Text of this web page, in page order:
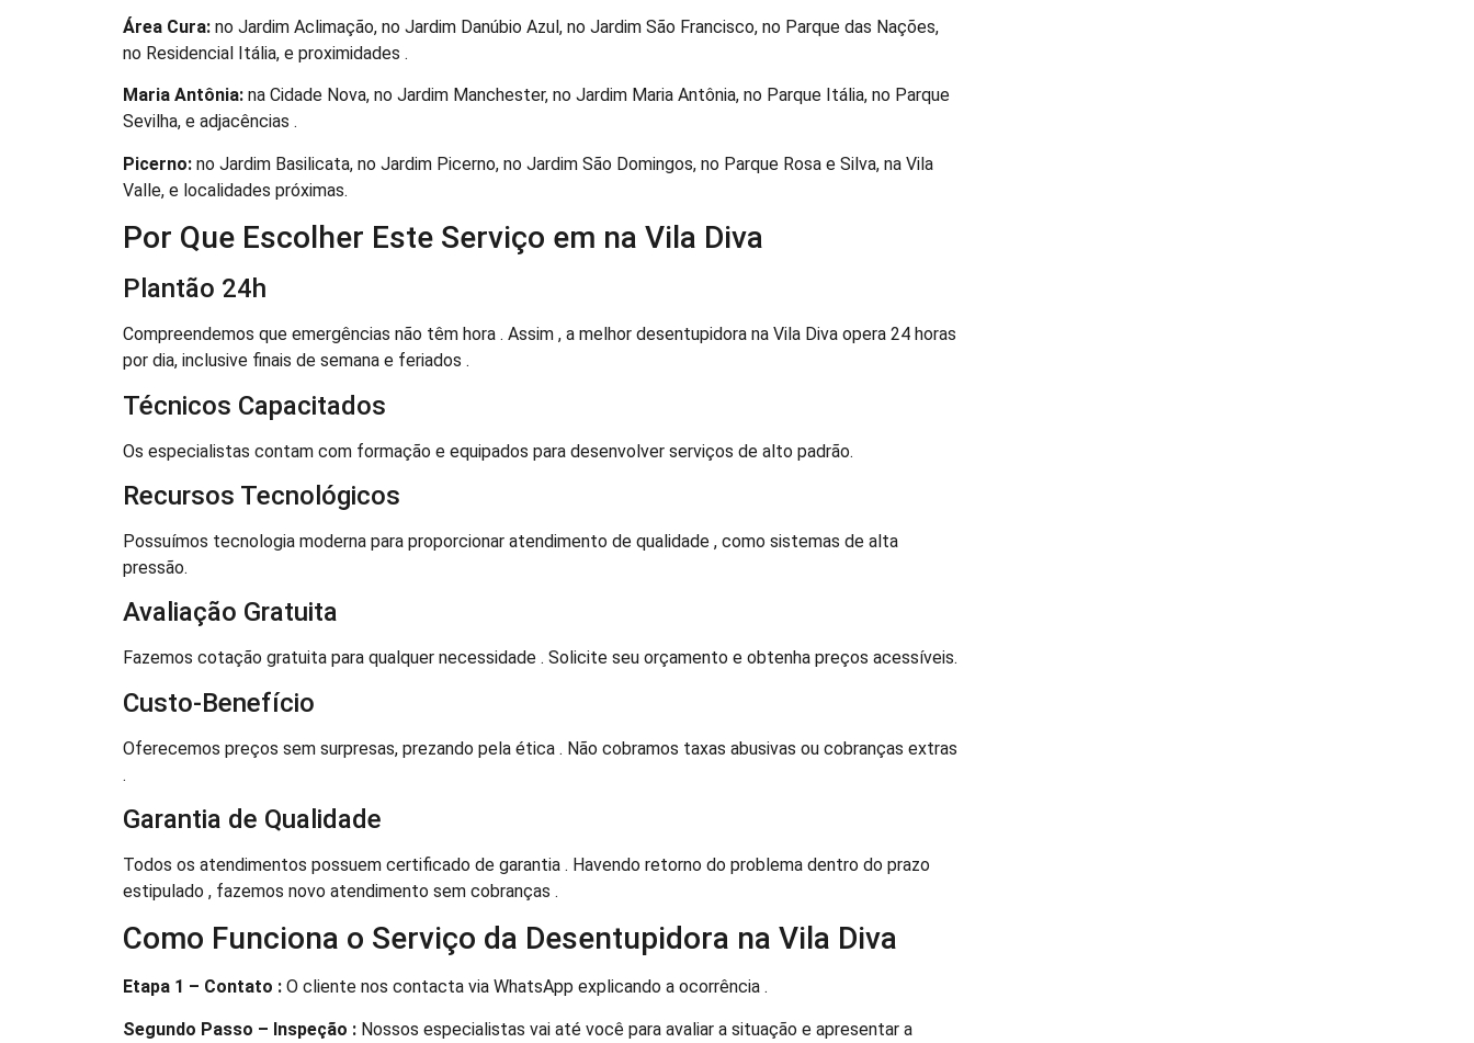
Área Cura: no Jardim Aclimação, no Jardim Danúbio Azul, no Jardim São Francisco, no Parque das Nações,
no Residencial Itália, e proximidades .
Maria Antônia: na Cidade Nova, no Jardim Manchester, no Jardim Maria Antônia, no Parque Itália, no Parque
Sevilha, e adjacências .
Picerno: no Jardim Basilicata, no Jardim Picerno, no Jardim São Domingos, no Parque Rosa e Silva, na Vila
Valle, e localidades próximas.
Por Que Escolher Este Serviço em na Vila Diva
Plantão 24h
Compreendemos que emergências não têm hora . Assim , a melhor desentupidora na Vila Diva opera 24 horas
por dia, inclusive finais de semana e feriados .
Técnicos Capacitados
Os especialistas contam com formação e equipados para desenvolver serviços de alto padrão.
Recursos Tecnológicos
Possuímos tecnologia moderna para proporcionar atendimento de qualidade , como sistemas de alta
pressão.
Avaliação Gratuita
Fazemos cotação gratuita para qualquer necessidade . Solicite seu orçamento e obtenha preços acessíveis.
Custo-Benefício
Oferecemos preços sem surpresas, prezando pela ética . Não cobramos taxas abusivas ou cobranças extras
.
Garantia de Qualidade
Todos os atendimentos possuem certificado de garantia . Havendo retorno do problema dentro do prazo
estipulado , fazemos novo atendimento sem cobranças .
Como Funciona o Serviço da Desentupidora na Vila Diva
Etapa 1 – Contato : O cliente nos contacta via WhatsApp explicando a ocorrência .
Segundo Passo – Inspeção : Nossos especialistas vai até você para avaliar a situação e apresentar a